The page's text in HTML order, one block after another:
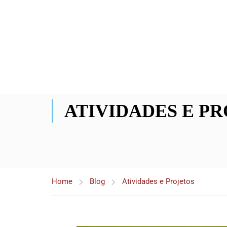
ATIVIDADES E
Home Blog Atividades e Projetos